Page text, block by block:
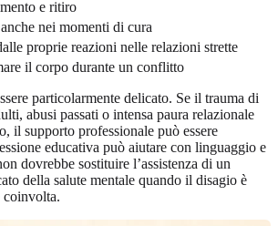
e ritiro
nei momenti di cura
proprie reazioni nelle relazioni strette
il corpo durante un conflitto
particolarmente delicato. Se il trauma di
abusi passati o intensa paura relazionale
il supporto professionale può essere
educativa può aiutare con linguaggio e
dovrebbe sostituire l’assistenza di un
della salute mentale quando il disagio è
coinvolta.